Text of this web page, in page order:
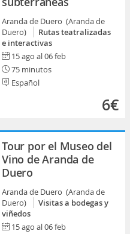
Aranda de Duero (Aranda de
Duero)
Rutas teatralizadas
e interactivas
15 ago al 06 feb
75 minutos
Español
6€
Tour por el Museo del
Vino de Aranda de
Duero
Aranda de Duero (Aranda de
Duero)
Visitas a bodegas y
viñedos
15 ago al 06 feb